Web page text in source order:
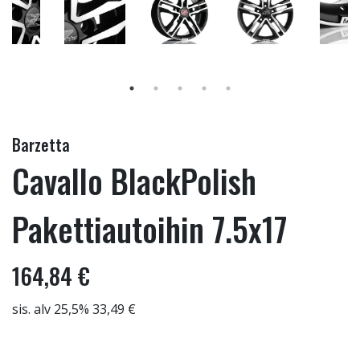
Barzetta
Cavallo BlackPolish
Pakettiautoihin 7.5x17
164,84 €
sis. alv 25,5% 33,49 €